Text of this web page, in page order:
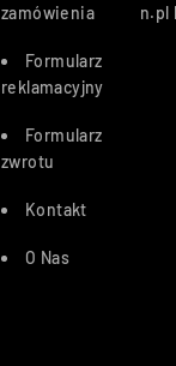
zamówienia
Formularz
reklamacyjny
Formularz
zwrotu
Kontakt
O Nas
n.pl